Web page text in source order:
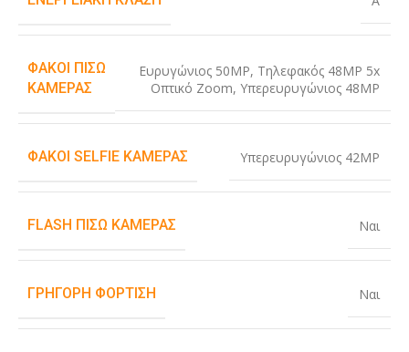
ΦΑΚΟΊ ΠΊΣΩ
ΚΆΜΕΡΑΣ
Ευρυγώνιος 50MP, Τηλεφακός 48MP 5x
Οπτικό Zoom, Υπερευρυγώνιος 48MP
ΦΑΚΟΊ SELFIE ΚΆΜΕΡΑΣ Υπερευρυγώνιος 42MP
FLASH ΠΊΣΩ ΚΆΜΕΡΑΣ Ναι
ΓΡΉΓΟΡΗ ΦΌΡΤΙΣΗ Ναι